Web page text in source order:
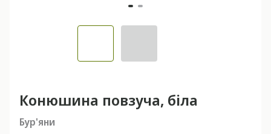
Конюшина повзуча, біла
Бур'яни